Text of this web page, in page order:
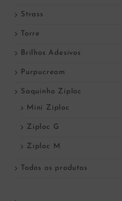
Strass
Torre
Brilhos Adesivos
Purpucream
Saquinho Ziploc
Mini Ziploc
Ziploc G
Ziploc M
Todos os produtos